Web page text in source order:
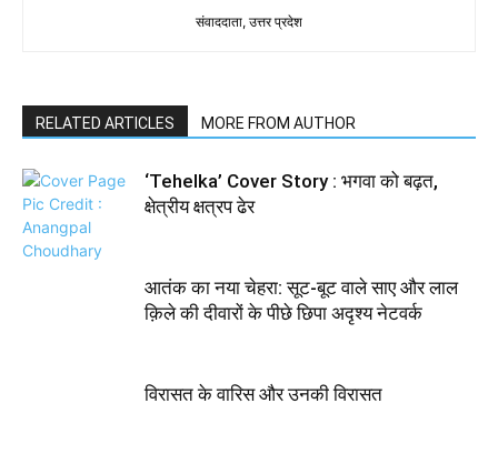
संवाददाता, उत्तर प्रदेश
RELATED ARTICLES MORE FROM AUTHOR
‘Tehelka’ Cover Story : भगवा को बढ़त,
क्षेत्रीय क्षत्रप ढेर
आतंक का नया चेहरा: सूट-बूट वाले साए और लाल
क़िले की दीवारों के पीछे छिपा अदृश्य नेटवर्क
विरासत के वारिस और उनकी विरासत